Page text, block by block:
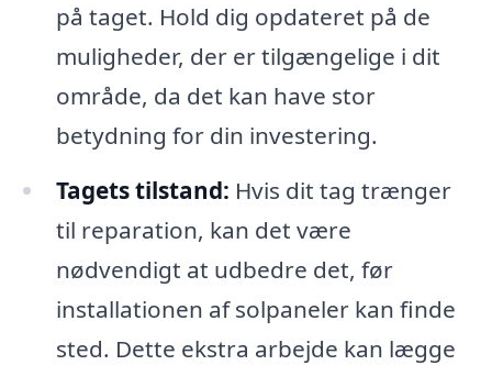
på taget. Hold dig opdateret på de
muligheder, der er tilgængelige i dit
område, da det kan have stor
betydning for din investering.
Tagets tilstand: Hvis dit tag trænger
til reparation, kan det være
nødvendigt at udbedre det, før
installationen af solpaneler kan finde
sted. Dette ekstra arbejde kan lægge